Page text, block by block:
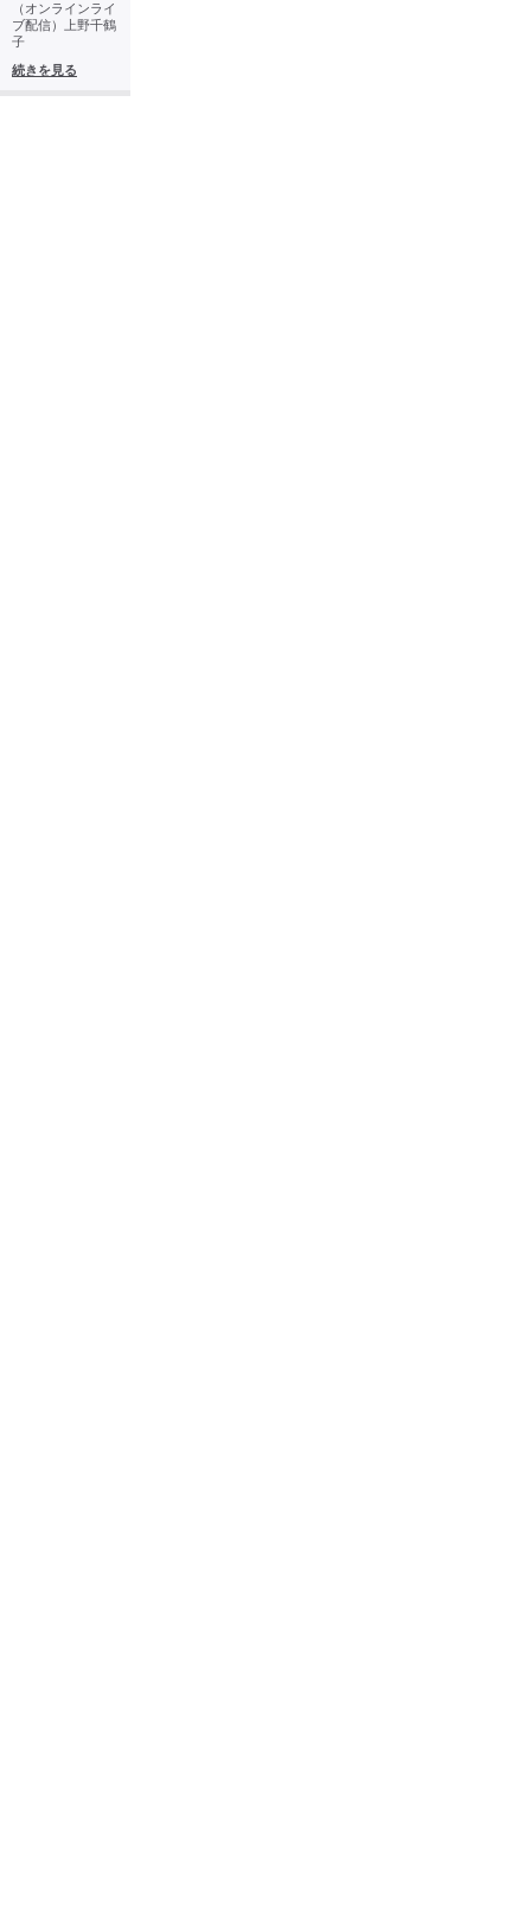
（オンラインライ
ブ配信）上野千鶴
子
続きを見る